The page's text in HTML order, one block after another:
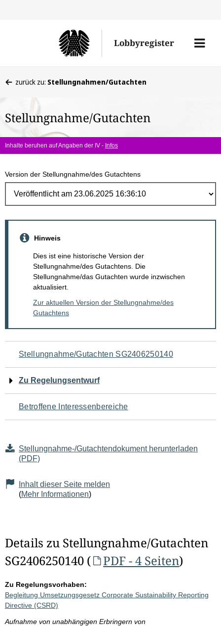
Lobbyregister
Menü
befinden
hier:
zurück zu: Stellungnahmen/Gutachten
Stellungnahme/Gutachten
Inhalte beruhen auf Angaben der IV - Infos
Version der Stellungnahme/des Gutachtens
Hinweis
Dies ist eine historische Version der
Stellungnahme/des Gutachtens. Die
Stellungnahme/das Gutachten wurde inzwischen
aktualisiert.
Zur aktuellen Version der Stellungnahme/des
Gutachtens
Navigation
für
den
Seiteninhalt
Stellungnahme/Gutachten SG2406250140
Zu Regelungsentwurf
Betroffene Interessenbereiche
Stellungnahme-/Gutachtendokument herunterladen
(PDF)
Inhalt dieser Seite melden
(Mehr Informationen)
Details zu Stellungnahme/Gutachten
SG2406250140 (
PDF - 4 Seiten)
Zu Regelungsvorhaben:
Begleitung Umsetzungsgesetz Corporate Sustainability Reporting
Directive (CSRD)
Aufnahme von unabhängigen Erbringern von